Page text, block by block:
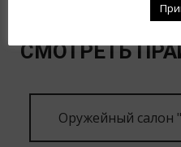
НАЛИЧИЕ
СМОТРЕТЬ
Оружейный салон